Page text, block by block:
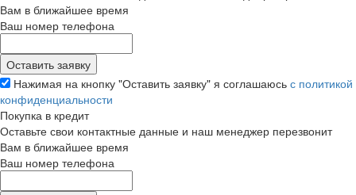
Вам в ближайшее время
Ваш номер телефона
Нажимая на кнопку "Оставить заявку" я соглашаюсь с политикой
конфиденциальности
Покупка в кредит
Оставьте свои контактные данные и наш менеджер перезвонит
Вам в ближайшее время
Ваш номер телефона